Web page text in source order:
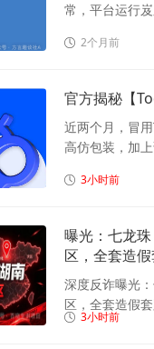
常，平台运行
2个月前
官方揭秘【
近两个月，冒
高仿包装，加
3小时前
曝光：七龙
区，全套造
深度反诈曝光
区，全套造假
3小时前